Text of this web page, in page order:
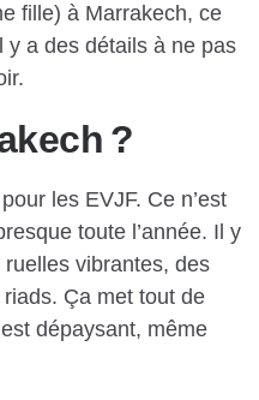
fille) à Marrakech, ce
y a des détails à ne pas
?
les EVJF. Ce n’est
toute l’année. Il y
vibrantes, des
Ça met tout de
dépaysant, même